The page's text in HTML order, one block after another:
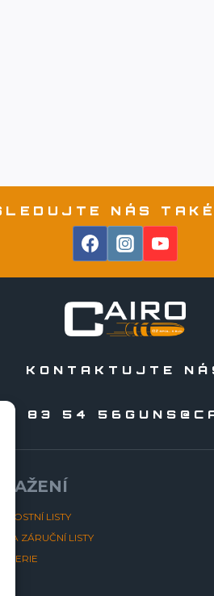
NÁS
KONTAKTUJTE
83 54 56
LISTY
A ZÁRUČNÍ LISTY